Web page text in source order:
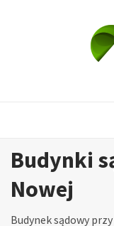
Budynki
Nowej
Budynek sądowy